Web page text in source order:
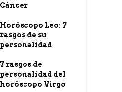
Cáncer
Horóscopo Leo: 7
rasgos de su
personalidad
7 rasgos de
personalidad del
horóscopo Virgo